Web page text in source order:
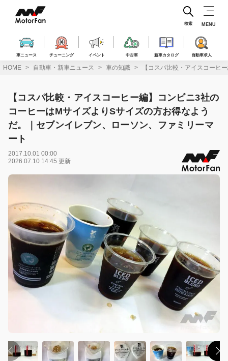
ス
車ニュース チューニング イベント 中古車 新車カタログ 自動車求人
検索 MENU
HOME 自動車・新車ニュース 車の知識 【コスパ比較・アイスコーヒ
【コスパ比較・アイスコーヒー編】コンビニ3社の
コーヒーはMサイズよりSサイズの方お得なよう
だ。｜セブンイレブン、ローソン、ファミリーマ
ート
2017.10.01 00:00
2026.07.10 14:45 更新